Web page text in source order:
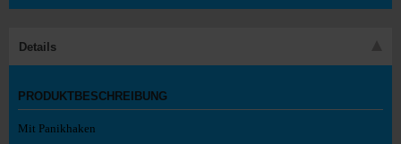
Details
PRODUKTBESCHREIBUNG
Mit Panikhaken